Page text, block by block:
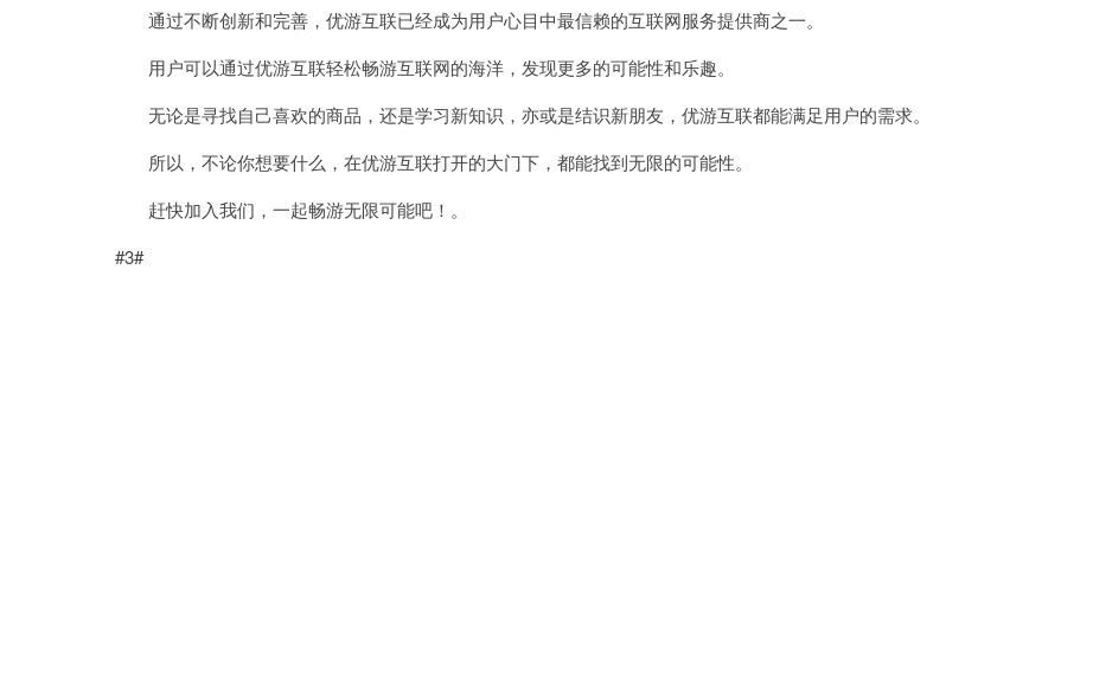
通过不断创新和完善，优游互联已经成为用户心目中最信赖的互联网服务提供商之一。
用户可以通过优游互联轻松畅游互联网的海洋，发现更多的可能性和乐趣。
无论是寻找自己喜欢的商品，还是学习新知识，亦或是结识新朋友，优游互联都能满足用户的需求。
所以，不论你想要什么，在优游互联打开的大门下，都能找到无限的可能性。
赶快加入我们，一起畅游无限可能吧！。
#3#